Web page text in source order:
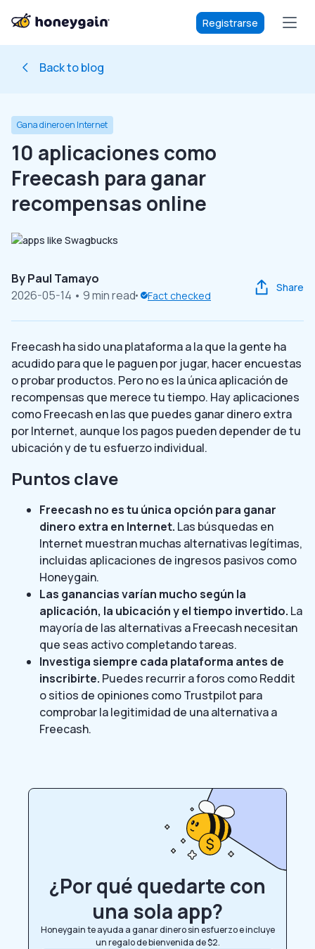
Registrarse
Back to blog
Gana dinero en Internet
10 aplicaciones como
Freecash para ganar
recompensas online
ByPaul Tamayo
2026-05-14 • 9 min read Fact checked
Share
Freecash ha sido una plataforma a la que la gente ha
acudido para que le paguen por jugar, hacer encuestas
o probar productos. Pero no es la única aplicación de
recompensas que merece tu tiempo. Hay aplicaciones
como Freecash en las que puedes ganar dinero extra
por Internet, aunque los pagos pueden depender de tu
ubicación y de tu esfuerzo individual.
Puntos clave
Freecash no es tu única opción para ganar
dinero extra en Internet. Las búsquedas en
Internet muestran muchas alternativas legítimas,
incluidas aplicaciones de ingresos pasivos como
Honeygain.
Las ganancias varían mucho según la
aplicación, la ubicación y el tiempo invertido. La
mayoría de las alternativas a Freecash necesitan
que seas activo completando tareas.
Investiga siempre cada plataforma antes de
inscribirte. Puedes recurrir a foros como Reddit
o sitios de opiniones como Trustpilot para
comprobar la legitimidad de una alternativa a
Freecash.
¿Por qué quedarte con
una sola app?
Honeygain te ayuda a ganar dinero sin esfuerzo e incluye
un regalo de bienvenida de $2.